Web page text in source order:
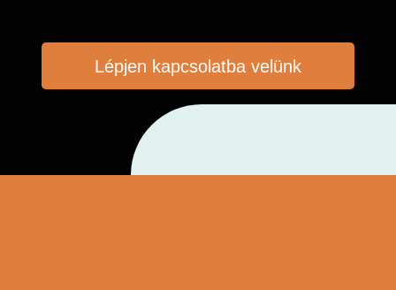
Lépjen kapcsolatba velünk